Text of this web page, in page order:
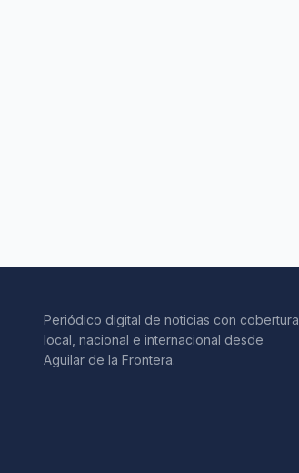
Periódico digital de noticias con cobertura
local, nacional e internacional desde
Aguilar de la Frontera.